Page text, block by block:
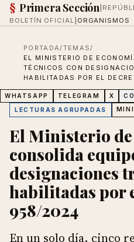
§ Primera Sección
BOLETÍN OFICIAL ORGANISMOS
PORTADA/TEMAS/
EL MINISTERIO DE
TÉCNICOS CON
HABILITADAS POR EL
WHATSAPP TELEGRAM X
LECTURAS AGRUPADAS
El Ministerio
consolida
designaciones
habilitadas por
958/2024
En un solo día, cinco